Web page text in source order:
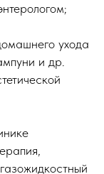
ухода
и др.